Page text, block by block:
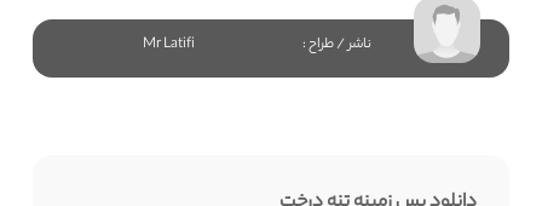
ناشر / طراح : Mr Latifi